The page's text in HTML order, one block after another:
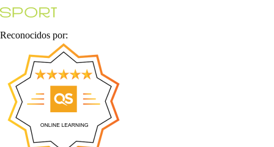
Reconocidos por: